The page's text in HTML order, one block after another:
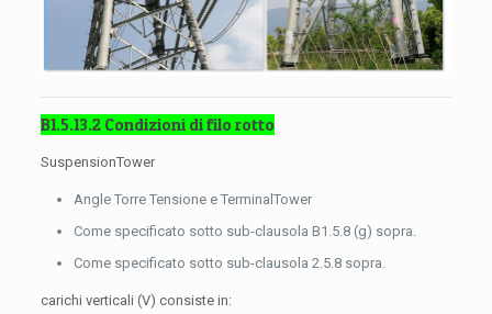
B1.5.13.2 Condizioni di filo rotto
SuspensionTower
Angle Torre Tensione e TerminalTower
Come specificato sotto sub-clausola B1.5.8 (g) sopra.
Come specificato sotto sub-clausola 2.5.8 sopra.
carichi verticali (V) consiste in: